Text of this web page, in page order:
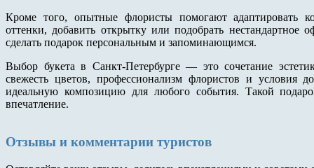
Кроме того, опытные флористы помогают адаптировать
оттенки, добавить открытку или подобрать нестандартное
сделать подарок персональным и запоминающимся.
Выбор букета в Санкт-Петербурге — это сочетание
свежесть цветов, профессионализм флористов и условия
идеальную композицию для любого события. Такой
впечатление.
Отзывы и комментарии туристов